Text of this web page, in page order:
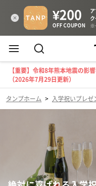
【重要】令和8年熊本地震の影
（2026年7月29日更新）
タンプホーム > 入学祝いプレゼ